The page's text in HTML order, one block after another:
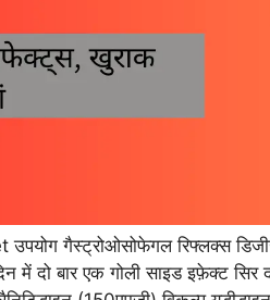
गैस्ट्रोओसोफेगल रिफ्लक्स
में दो बार एक गोली साइड इफ़ेक्ट